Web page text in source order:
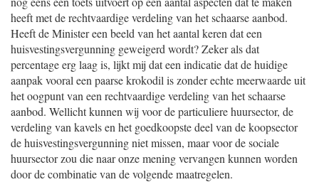
heeft met de rechtvaardige verdeling van het schaarse aanbod.
Heeft de Minister een beeld van het aantal keren dat een
huisvestingsvergunning geweigerd wordt? Zeker als dat
percentage erg laag is, lijkt mij dat een indicatie dat de huidige
aanpak vooral een paarse krokodil is zonder echte meerwaarde uit
het oogpunt van een rechtvaardige verdeling van het schaarse
aanbod. Wellicht kunnen wij voor de particuliere huursector, de
verdeling van kavels en het goedkoopste deel van de koopsector
de huisvestingsvergunning niet missen, maar voor de sociale
huursector zou die naar onze mening vervangen kunnen worden
door de combinatie van de volgende maatregelen.